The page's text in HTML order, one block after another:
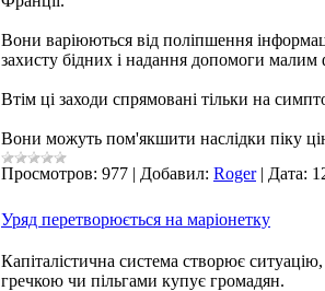
Вони варіюються від поліпшення
захисту бідних і надання допомоги малим
Втім ці заходи спрямовані тільки на
Вони можуть пом'якшити наслідки піку
Просмотров: 977 | Добавил: Roger | Дата:
Уряд перетворюється на маріонетку
Капіталістична система створює
гречкою чи пільгами купує громадян.